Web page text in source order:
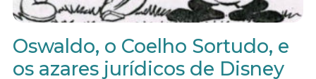
Oswaldo, o Coelho Sortudo, e
os azares jurídicos de Disney